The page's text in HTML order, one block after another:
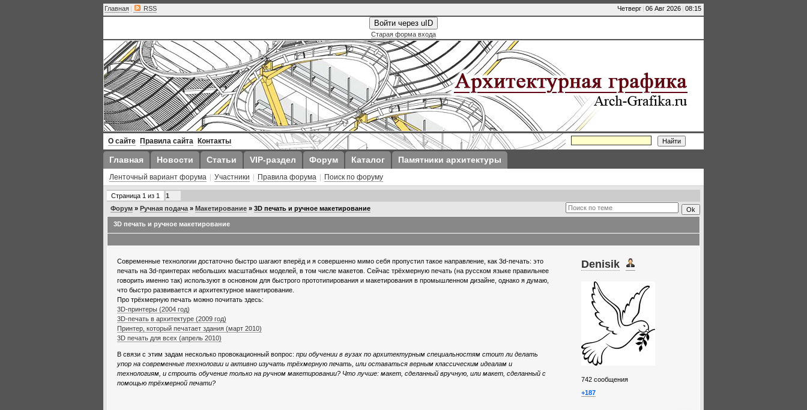
Четверг | 06 Авг 2026 | 08:15
Главная | RSS
Войти через uID
Старая форма входа
О сайте Правила сайта Контакты
Главная Новости Статьи VIP-раздел Форум Каталог Памятники архитектуры
Ленточный вариант форума Участники Правила форума Поиск по форуму
Страница 1 из 1
1
Форум » Ручная подача » Макетирование » 3D печать и ручное макетирование
3D печать и ручное макетирование
Современные технологии достаточно быстро шагают вперёд и я совершенно мимо себя пропустил такое направление, как 3d-печать: это
печать на 3d-принтерах небольших масштабных моделей, в том числе макетов. Сейчас трёхмерную печать (на русском языке правильнее
говорить именно так) используют в основном для быстрого прототипирования и макетирования в промышленном дизайне, однако я думаю,
что быстро развивается и архитектурное макетирование.
Про трёхмерную печать можно почитать здесь:
3D-принтеры (2004 год)
3D-печать в архитектуре (2009 год)
Принтер, который печатает здания (март 2010)
3D печать для всех (апрель 2010)
В связи с этим задам несколько провокационный вопрос: при обучении в вузах по архитектурным специальностям стоит ли делать
упор на современные технологии и активно изучать трёхмерную печать, или оставаться верным классическим идеалам и
технологиям, и строить обучение только на ручном макетировании? Что лучше: макет, сделанный вручную, или макет, сделанный с
помощью трёхмерной печати?
Denisik
742 сообщения
+187